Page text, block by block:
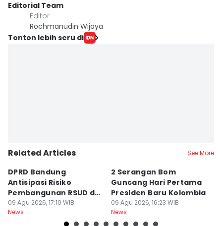
Editorial Team
Editor
Rochmanudin Wijaya
Tonton lebih seru di
Related Articles See More
DPRD Bandung
Antisipasi Risiko
Pembangunan RSUD dan
Gedung Inspektorat
09 Agu 2026, 17:10 WIB
News
2 Serangan Bom
Guncang Hari Pertama
Presiden Baru Kolombia
09 Agu 2026, 16:23 WIB
News